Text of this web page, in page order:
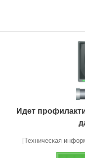
Идет
[Техническая